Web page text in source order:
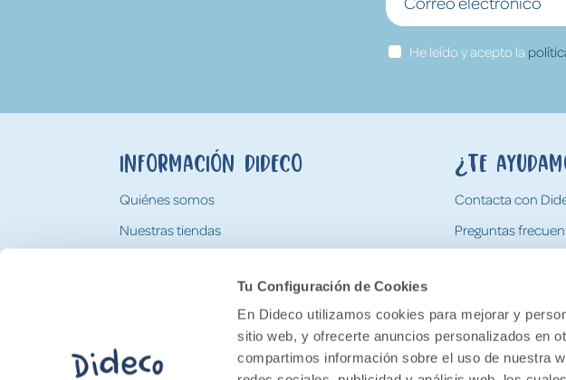
Tu Configuración de Cookies
En Dideco utilizamos cookies para mejorar y
sitio web, y ofrecerte anuncios personalizados en
compartimos información sobre el uso de nuestra
He leído y acepto la
Información Dideco
Quiénes somos
Nuestras tiendas
Tarjeta Regalo Dideco
¿Te
Contacta con
Preguntas
Devoluciones